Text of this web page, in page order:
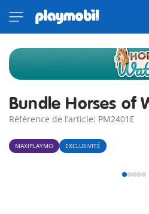
Bundle Horses of
Référence de l’article: PM2401E
MAXIPLAYMO EXCLUSIVITÉ